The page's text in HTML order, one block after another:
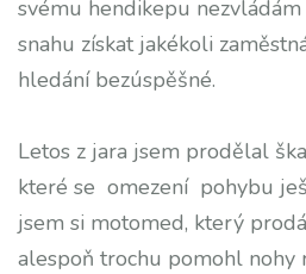
svému hendikepu nezvládám
snahu získat jakékoli
hledání bezúspěšné.
Letos z jara jsem prodělal
které se omezení pohybu
jsem si motomed, který
alespoň trochu pomohl nohy